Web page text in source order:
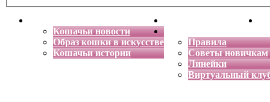
Кошачьи новости
Образ кошки в искусстве
Кошачьи истории
Энциклопедия кошек
Правила
Советы новичкам
Линейки
Виртуальный